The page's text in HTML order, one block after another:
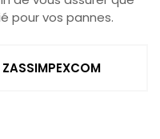
pour vos pannes.
ZASSIMPEXCOM